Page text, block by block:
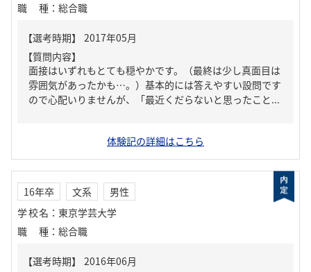
職種 ： 総合職
【質問内容】
面接はいずれもとても穏やかです。（最終は少し真面目は
雰囲気があったかも…。）基本的には答えやすい設問です
ので心配いりませんが、「最近くだらないと思ったこと...
体験記の詳細はこちら
16年卒 文系
男性
学校名 ： 東京学芸大学
職種 ： 総合職